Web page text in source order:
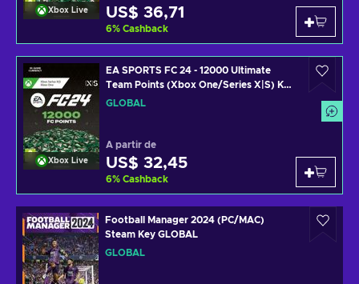
Xbox Live US$ 36,71
6% Cashback
Xbox Live
EA SPORTS FC 24 - 12000 Ultimate
Team Points (Xbox One/Series X|S) Key
GLOBAL
GLOBAL
A partir de
US$ 32,45
6% Cashback
Football Manager 2024 (PC/MAC)
Steam Key GLOBAL
GLOBAL